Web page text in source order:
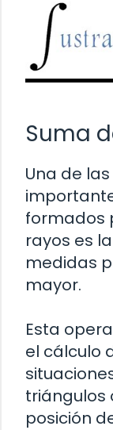
Suma
Una de
formados
rayos es
medidas
mayor.
Esta
el cálculo
triángulos
posición